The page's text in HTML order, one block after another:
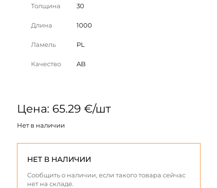
Толщина 30
Длина 1000
Ламель PL
Качество AB
Цена: 65.29 €/шт
Нет в наличии
НЕТ В НАЛИЧИИ
Сообщить о наличии, если такого товара сейчас
нет на складе.